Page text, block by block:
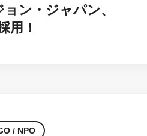
ン・ジャパン、
用！
/ NPO